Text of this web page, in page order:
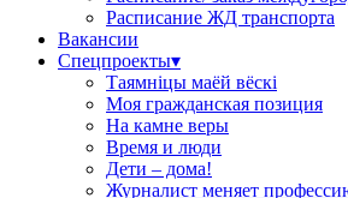
Расписание ЖД транспорта
Вакансии
Спецпроекты▾
Таямніцы маёй вёскі
Моя гражданская позиция
На камне веры
Время и люди
Дети – дома!
Журналист меняет